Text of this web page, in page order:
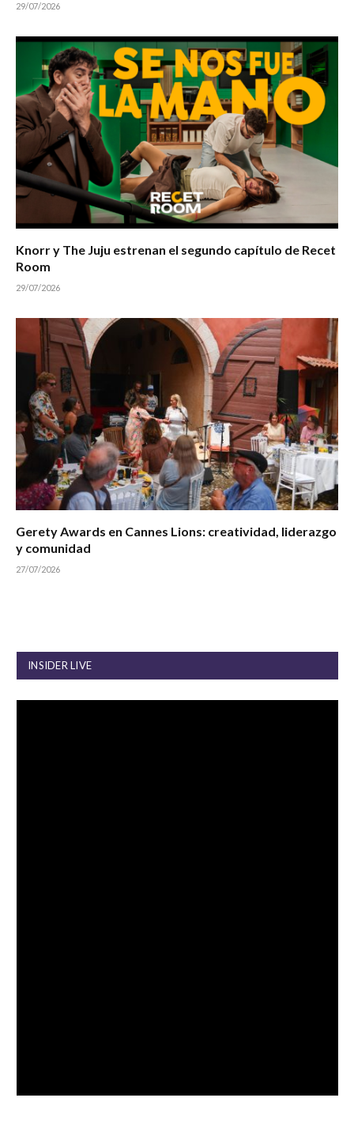
29/07/2026
Knorr y The Juju estrenan el segundo capítulo de Recet
Room
29/07/2026
Gerety Awards en Cannes Lions: creatividad, liderazgo
y comunidad
27/07/2026
INSIDER LIVE